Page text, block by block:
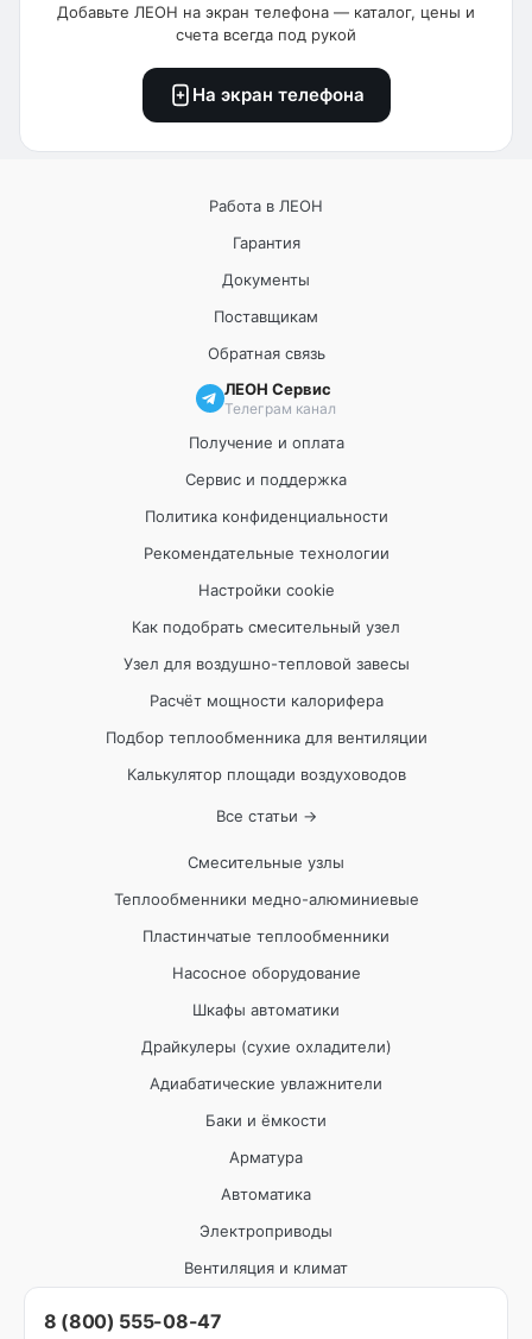
Добавьте ЛЕОН на экран телефона — каталог, цены и
счета всегда под рукой
На экран телефона
Работа в ЛЕОН
Гарантия
Документы
Поставщикам
Обратная связь
ЛЕОН Сервис
Телеграм канал
Получение и оплата
Сервис и поддержка
Политика конфиденциальности
Рекомендательные технологии
Настройки cookie
Как подобрать смесительный узел
Узел для воздушно-тепловой завесы
Расчёт мощности калорифера
Подбор теплообменника для вентиляции
Калькулятор площади воздуховодов
Все статьи →
Смесительные узлы
Теплообменники медно-алюминиевые
Пластинчатые теплообменники
Насосное оборудование
Шкафы автоматики
Драйкулеры (сухие охладители)
Адиабатические увлажнители
Баки и ёмкости
Арматура
Автоматика
Электроприводы
Вентиляция и климат
8 (800) 555-08-47